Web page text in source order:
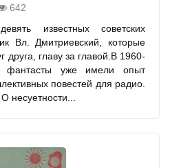
642
известных советских
Вл. Дмитриевский, которые
друга, главу за главой.В 1960-
фантасты уже имели опыт
повестей для радио.
несуетности...